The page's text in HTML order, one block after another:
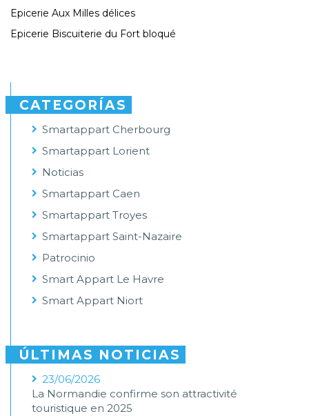
Epicerie Aux Milles délices
Epicerie Biscuiterie du Fort bloqué
CATEGORÍAS
Smartappart Cherbourg
Smartappart Lorient
Noticias
Smartappart Caen
Smartappart Troyes
Smartappart Saint-Nazaire
Patrocinio
Smart Appart Le Havre
Smart Appart Niort
ÚLTIMAS NOTICIAS
23/06/2026
La Normandie confirme son attractivité
touristique en 2025